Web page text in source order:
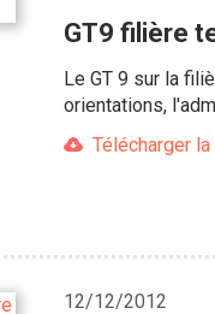
GT9 filière
Le GT 9 sur la
orientations,
Télécharger
12/12/2012